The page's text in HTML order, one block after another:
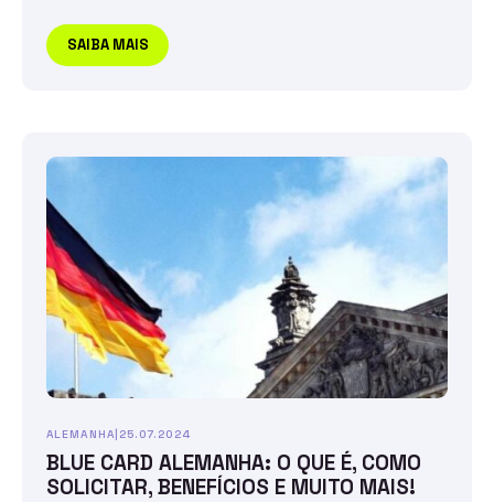
SAIBA MAIS
ALEMANHA| 25.07.2024
BLUE CARD ALEMANHA: O QUE É, COMO
SOLICITAR, BENEFÍCIOS E MUITO MAIS!